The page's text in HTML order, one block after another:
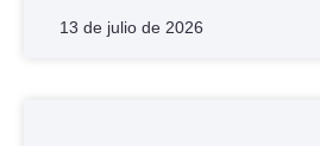
13 de julio de 2026